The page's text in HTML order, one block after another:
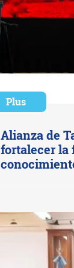
Plus
Alianza de
fortalecer la